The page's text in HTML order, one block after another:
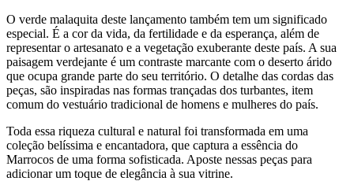
O verde malaquita deste lançamento também tem um significado
especial. É a cor da vida, da fertilidade e da esperança, além de
representar o artesanato e a vegetação exuberante deste país. A sua
paisagem verdejante é um contraste marcante com o deserto árido
que ocupa grande parte do seu território. O detalhe das cordas das
peças, são inspiradas nas formas trançadas dos turbantes, item
comum do vestuário tradicional de homens e mulheres do país.
Toda essa riqueza cultural e natural foi transformada em uma
coleção belíssima e encantadora, que captura a essência do
Marrocos de uma forma sofisticada. Aposte nessas peças para
adicionar um toque de elegância à sua vitrine.